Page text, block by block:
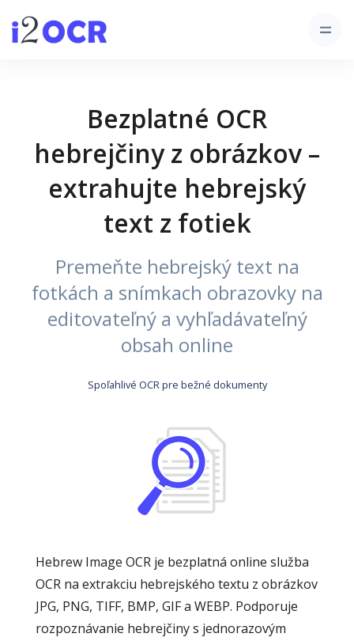
Bezplatné OCR
hebrejčiny z obrázkov –
extrahujte hebrejský
text z fotiek
Premeňte hebrejský text na
fotkách a snímkach obrazovky na
editovateľný a vyhľadávateľný
obsah online
Spoľahlivé OCR pre bežné dokumenty
Hebrew Image OCR je bezplatná online služba
OCR na extrakciu hebrejského textu z obrázkov
JPG, PNG, TIFF, BMP, GIF a WEBP. Podporuje
rozpoznávanie hebrejčiny s jednorazovým